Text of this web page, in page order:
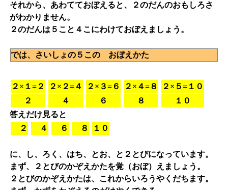
それから、あわてておぼえると、２のだんのおもしろさ
がわかりません。
２のだんは５こと４こにわけておぼえましょう。
では、さいしょの５この おぼえかた
２×１=２ ２×２=４ ２×３=６ ２×４=８
２×５=１０
２
４ ６ ８
１０
答えだけ見ると
２
４ ６ ８ １０
に、し、ろく、はち、とお、と２とびになっています。
まず、２とびのかぞえかたを覚（おぼ）えましょう。
２とびのかぞえかたは、これからいろうやくだちます。